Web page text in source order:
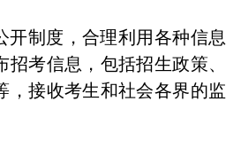
开制度，合理利用各种信息
考信息，包括招生政策、
，接收考生和社会各界的监